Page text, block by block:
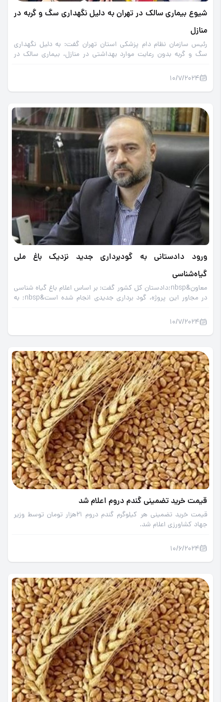
شیوع بیماری سالک در تهران به دلیل نگهداری سگ و گربه در
منازل
رئیس سازمان نظام دام پزشکی استان تهران گفت: به دلیل نگهداری
سگ و گربه بدون رعایت موارد بهداشتی در منازل، بیماری سالک در
10/7/2024
ورود دادستانی به گودبرداری جدید نزدیک باغ ملی
گیاه‌شناسی
معاون&nbsp;دادستان کل کشور گفت: بر اساس اعلام باغ گیاه شناسی
در مجاور این پروژه، گود برداری جدیدی انجام شده است&nbsp; به
آن نیز در حریم باغ گیاه شناسی باشد طبیعتاً آن نیز متوقف می‌شود.
10/7/2024
قیمت خرید تضمینی گندم دروم اعلام شد
قیمت خرید تضمینی هر کیلوگرم گندم دروم 21هزار تومان توسط وزیر
جهاد کشاورزی اعلام شد.
10/6/2024